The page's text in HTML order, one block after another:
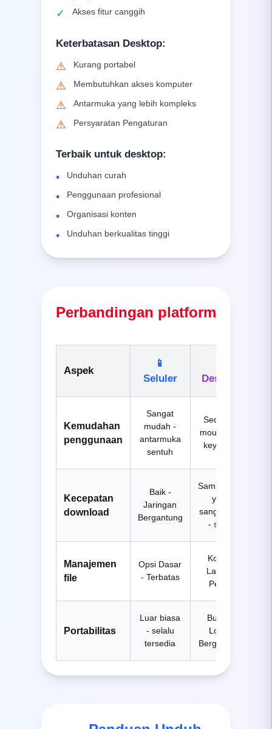
✓ Akses fitur canggih
Keterbatasan Desktop:
⚠️ Kurang portabel
⚠️ Membutuhkan akses komputer
⚠️ Antarmuka yang lebih kompleks
⚠️ Persyaratan Pengaturan
Terbaik untuk desktop:
• Unduhan curah
• Penggunaan profesional
• Organisasi konten
• Unduhan berkualitas tinggi
Perbandingan platform
Aspek
📱
Seluler
Desktop
Kemudahan
penggunaan
Sangat
mudah -
antarmuka
sentuh
Sedang -
mouse dan
keyboard
Kecepatan
download
Baik -
Jaringan
Bergantung
Sambungan
yang
sangat baik
- stabil
Manajemen
file
Opsi Dasar
- Terbatas
Kontrol
Lanjut -
Penuh
Portabilitas
Luar biasa
- selalu
tersedia
Buruk -
Lokasi
Bergantung